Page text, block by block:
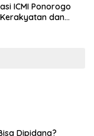
ICMI Ponorogo
dan
Dipidana?